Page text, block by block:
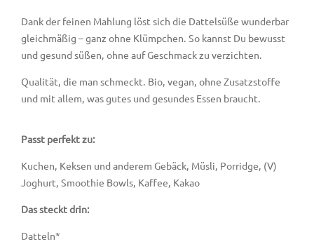
Dank der feinen Mahlung löst sich die Dattelsüße wunderbar
gleichmäßig – ganz ohne Klümpchen. So kannst Du bewusst
und gesund süßen, ohne auf Geschmack zu verzichten.
Qualität, die man schmeckt. Bio, vegan, ohne Zusatzstoffe
und mit allem, was gutes und gesundes Essen braucht.
Passt perfekt zu:
Kuchen, Keksen und anderem Gebäck, Müsli, Porridge, (V)
Joghurt, Smoothie Bowls, Kaffee, Kakao
Das steckt drin:
Datteln*